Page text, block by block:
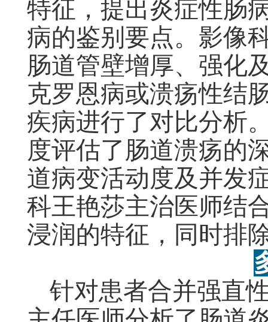
特征，提出炎症性肠
病的鉴别要点。影像
肠道管壁增厚、强化
克罗恩病或溃疡性结
疾病进行了对比分析
度评估了肠道溃疡的
道病变活动度及并发
科王艳莎主治医师结
浸润的特征，同时排
针对患者合并强直